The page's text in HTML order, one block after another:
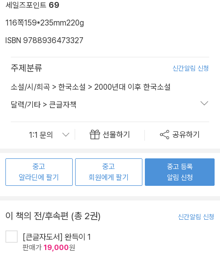
세일즈포인트 69
116쪽159*235mm220g
ISBN 9788936473327
주제분류 신간알림 신청
소설/시/희곡 > 한국소설 > 2000년대 이후 한국소설
달력/기타 > 큰글자책
선물하기 공유하기
중고
알라딘에 팔기
중고
회원에게 팔기
중고 등록
알림 신청
이 책의 전/후속편 (총 2권) 신간알림 신청
[큰글자도서] 완득이 1
판매가 19,000원